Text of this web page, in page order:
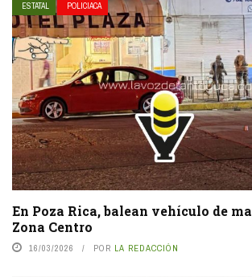
ESTATAL POLICIACA
En Poza Rica, balean vehículo de
Zona Centro
16/03/2026 POR LA REDACCIÓN